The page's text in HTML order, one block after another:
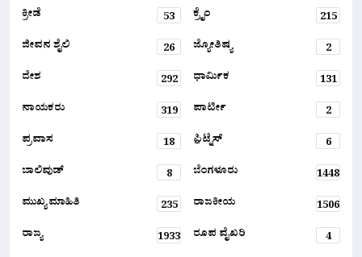
ಕ್ರೀಡೆ
53 ಕ್ರೈಂ
215
ಜೀವನ ಶೈಲಿ
26 ಜ್ಯೋತಿಷ್ಯ
2
ದೇಶ
292 ಧಾರ್ಮಿಕ
131
ನಾಯಕರು
319 ಪಾರ್ಟೀ
2
ಪ್ರವಾಸ
18 ಫ಼ಿಟ್ನೆಸ್
6
ಬಾಲಿವುಡ್
8 ಬೆಂಗಳೂರು
1448
ಮುಖ್ಯ ಮಾಹಿತಿ
235 ರಾಜಕೀಯ
1506
ರಾಜ್ಯ
1933 ರೂಪ ವೈಖರಿ
4